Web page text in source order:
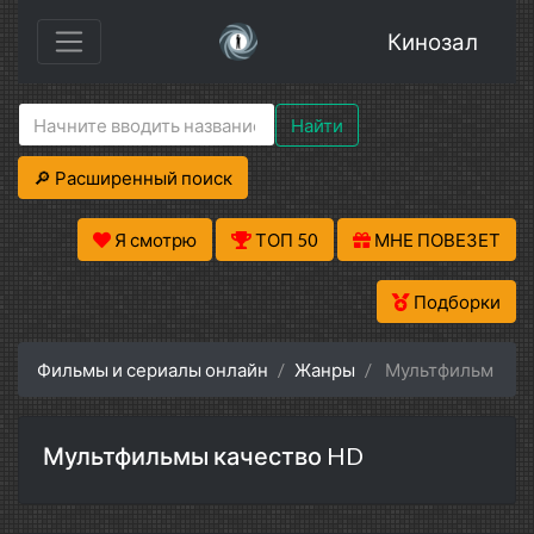
Кинозал
Найти
🔎 Расширенный поиск
Я смотрю ТОП 50 МНЕ ПОВЕЗЕТ
Подборки
Фильмы и сериалы онлайн Жанры Мультфильм
Мультфильмы качество HD